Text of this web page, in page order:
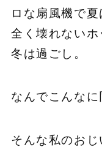
ロな扇風機で
全く壊れない
冬は過ごし。
なんでこんな
そんな私のお